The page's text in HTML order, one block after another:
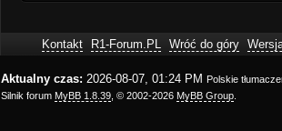
Kontakt R1-Forum.PL Wróć do góry
Aktualny czas: 2026-08-07, 01:24 PM Polskie
Silnik forum MyBB 1.8.39 , © 2002-2026 MyBB Group